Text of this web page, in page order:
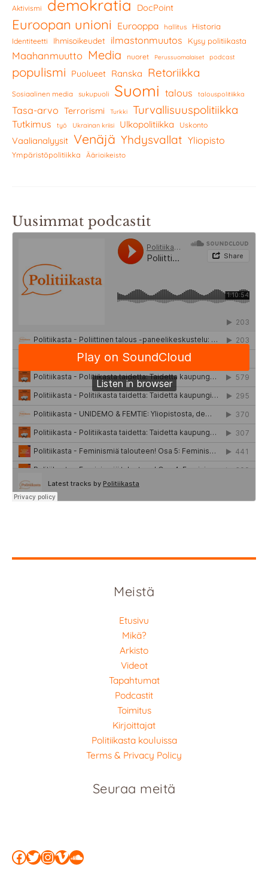
Aktivismi demokratia DocPoint
Euroopan unioni Eurooppa hallitus Historia
Identiteetti Ihmisoikeudet ilmastonmuutos Kysy politiikasta
Maahanmuutto Media nuoret Perussuomalaiset podcast
populismi Puolueet Ranska Retoriikka
Sosiaalinen media sukupuoli Suomi talous talouspolitiikka
Tasa-arvo Terrorismi Turkki Turvallisuuspolitiikka
Tutkimus työ Ukrainan kriisi Ulkopolitiikka Uskonto
Vaalianalyysit Venäjä Yhdysvallat Yliopisto
Ympäristöpolitiikka Äärioikeisto
Uusimmat podcastit
Meistä
Etusivu
Mikä?
Arkisto
Videot
Tapahtumat
Podcastit
Toimitus
Kirjoittajat
Politiikasta kouluissa
Terms & Privacy Policy
Seuraa meitä
Facebook
Twitter
Instagram
Vimeo
SoundCloud